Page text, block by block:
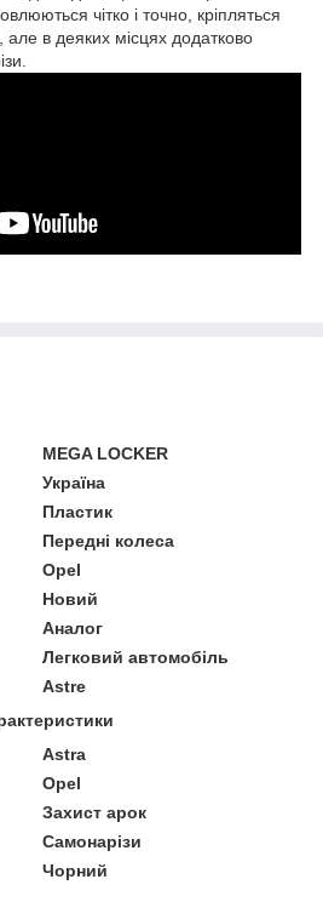
чітко і точно, кріпляться
але в деяких місцях додатково
MEGA LOCKER
Україна
Пластик
Передні колеса
Opel
Новий
Аналог
Легковий автомобіль
Astre
Astra
Opel
Захист арок
Самонарізи
Чорний